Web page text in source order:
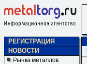
РЕГИСТРАЦИЯ
НОВОСТИ
Рынка металлов